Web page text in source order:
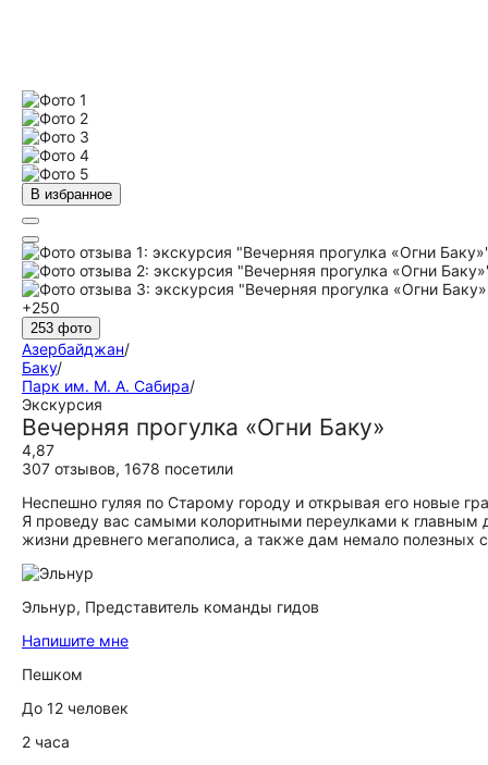
В избранное
+250
253 фото
Азербайджан/
Баку/
Парк им. М. А. Сабира/
Экскурсия
Вечерняя прогулка «Огни Баку»
4,87
307 отзывов, 1678 посетили
Неспешно гуляя по Старому городу и открывая его новые
Я проведу вас самыми колоритными переулками к
жизни древнего мегаполиса, а также дам немало полезных
Эльнур, Представитель команды гидов
Напишите мне
Пешком
До 12 человек
2 часа